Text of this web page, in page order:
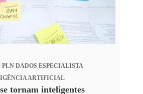
PLN DADOS ESPECIALISTA
ARTIFICIAL
tornam inteligentes